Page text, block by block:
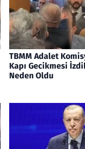
TBMM Adalet
Kapı Gecikmesi
Neden Oldu